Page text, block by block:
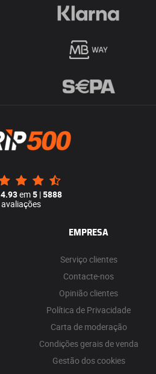
4.93em5 |5888
avaliações
EMPRESA
Serviço clientes
Contacte-nos
Opinião clientes
Política de Privacidade
Carta de moderação
Condições gerais de venda
Gestão dos cookies